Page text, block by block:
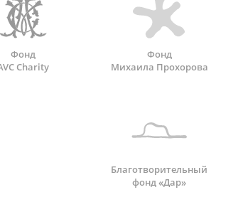
Фонд
Charity
Фонд
Михаила Прохорова
Благотворительный
фонд «Дар»